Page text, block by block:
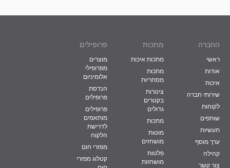
החברה
ראשי
אודות
איכות
שירותי חברה
לקוחות
שותפים
תעשיות
ערך מוסף
קהילה
צור קשר
מתכות
מתכות איכות
מתכות
מסחריות
צינורות
בקטרים
גדולים
מתכות
מוטות
מושחזים
פלטות
מושחזות
פרופילים
מוצרים
מפרופילי
אלומיניום
הנדסת
פרופילים
פרופילים
מותאמים
לדרישת
הלקוח
מפזרי חום
קטלוג מפזרי